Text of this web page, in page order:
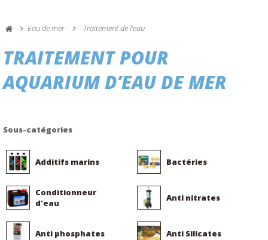
Eau de mer Traitement de l'eau
TRAITEMENT POUR
AQUARIUM D’EAU DE MER
Sous-catégories
Additifs marins Bactéries
Conditionneur
d'eau
Anti nitrates
Anti phosphates Anti Silicates